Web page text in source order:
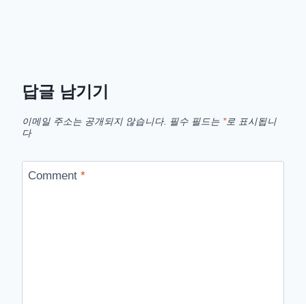
답글 남기기
이메일 주소는 공개되지 않습니다. 필수 필드는 *로 표시됩니
다
Comment *